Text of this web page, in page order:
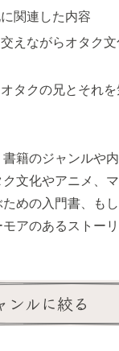
関連した内容
えながらオタク
タクの兄とそれ
籍のジャンルや
文化やアニメ、
ための入門書、も
アのあるストー
ンルに絞る